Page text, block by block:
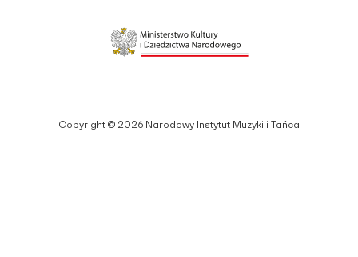
Copyright © 2026 Narodowy Instytut Muzyki i Tańca